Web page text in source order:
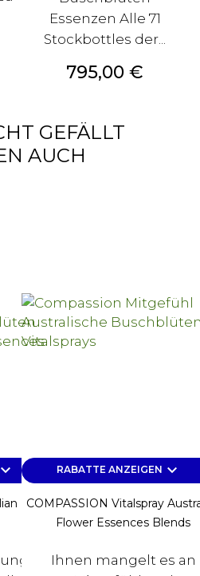
Essenzen Alle 71
Stockbottles der...
Preis
795,00 €
GEFÄLLT
AUCH
keyboard_arrow_down
Flower
RABATTE ANZEIGEN keyboard_arrow_down
COMPASSION Vitalspray
Flower Essences Blends
Ihnen mangelt es an